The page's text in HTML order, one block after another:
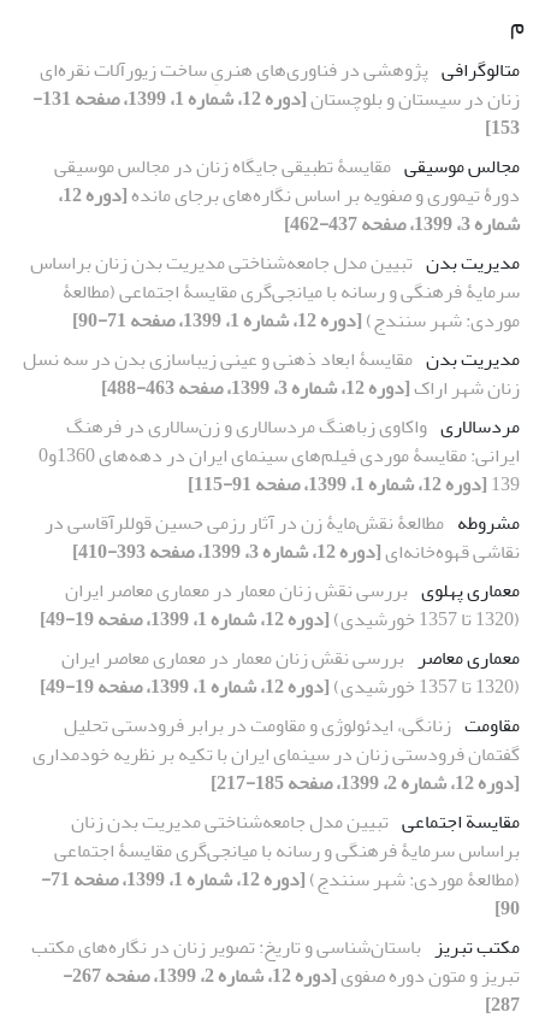
م
متالوگرافی پژوهشی در فناوری‌های‌ هنریِ ساخت زیورآلات نقره‌ای
زنان در سیستان و بلوچستان
[دوره 12، شماره 1، 1399، صفحه 131-
153]
مجالس موسیقی مقایسۀ تطبیقی جایگاه زنان در مجالس موسیقی
دورۀ تیموری و صفویه بر اساس نگاره‌های برجای مانده
[دوره 12،
شماره 3، 1399، صفحه 437-462]
مدیریت بدن تبیین مدل جامعه‌شناختی مدیریت بدن زنان براساس
سرمایۀ فرهنگی و رسانه با میانجی‌گری مقایسۀ اجتماعی (مطالعۀ
موردی: شهر سنندج)[دوره 12، شماره 1، 1399، صفحه 71-90]
مدیریت بدن مقایسۀ ابعاد ذهنی و عینی زیباسازی بدن در سه نسل
زنان شهر اراک[دوره 12، شماره 3، 1399، صفحه 463-488]
مردسالاری واکاوی زباهنگ مردسالاری و زن‌سالاری در فرهنگ
ایرانی: مقایسۀ موردی فیلم‌های سینمای ایران در دهه‌های 1360و0
139[دوره 12، شماره 1، 1399، صفحه 91-115]
مشروطه مطالعۀ نقش‌مایۀ زن در آثار رزمی حسین قوللرآقاسی در
نقاشی قهوه‌خانه‌ای[دوره 12، شماره 3، 1399، صفحه 393-410]
معماری پهلوی بررسی نقش زنان معمار در معماری معاصر ایران
(1320 تا 1357 خورشیدی)
[دوره 12، شماره 1، 1399، صفحه 19-49]
معماری معاصر بررسی نقش زنان معمار در معماری معاصر ایران
(1320 تا 1357 خورشیدی)
[دوره 12، شماره 1، 1399، صفحه 19-49]
مقاومت زنانگی، ایدئولوژی و مقاومت در برابر فرودستی تحلیل
گفتمان فرودستی زنان در سینمای ایران با تکیه بر نظریه خودمداری
[دوره 12، شماره 2، 1399، صفحه 185-217]
مقایسة اجتماعی تبیین مدل جامعه‌شناختی مدیریت بدن زنان
براساس سرمایۀ فرهنگی و رسانه با میانجی‌گری مقایسۀ اجتماعی
(مطالعۀ موردی: شهر سنندج)
[دوره 12، شماره 1، 1399، صفحه 71-
90]
مکتب تبریز باستان‌شناسی و تاریخ: تصویر زنان در نگاره‌های مکتب
تبریز و متون دوره صفوی
[دوره 12، شماره 2، 1399، صفحه 267-
287]